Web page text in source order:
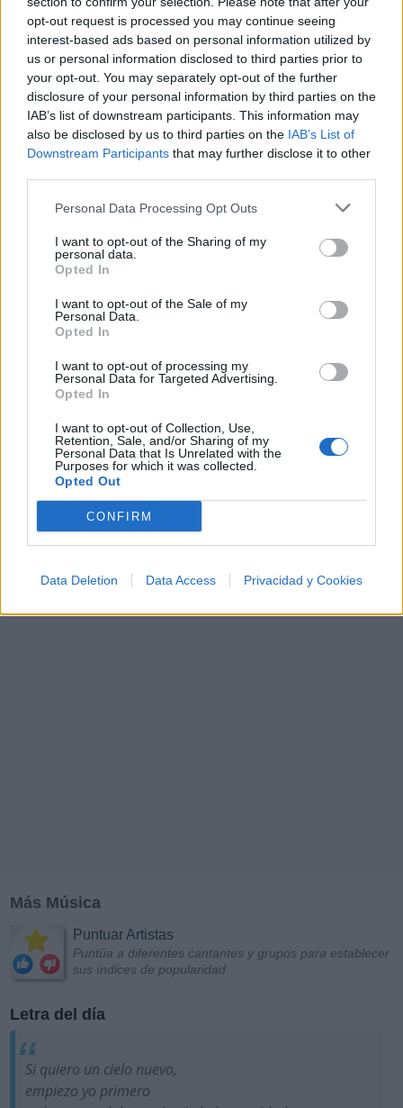
opt-out request is processed you may continue seeing
interest-based ads based on personal information utilized by
us or personal information disclosed to third parties prior to
your opt-out. You may separately opt-out of the further
disclosure of your personal information by third parties on the
IAB’s list of downstream participants. This information may
also be disclosed by us to third parties on the IAB’s List of
Downstream Participants that may further disclose it to other
Personal Data Processing Opt Outs
I want to opt-out of the Sharing of my
personal data.
Opted In
I want to opt-out of the Sale of my
Personal Data.
Opted In
I want to opt-out of processing my
Personal Data for Targeted Advertising.
Opted In
I want to opt-out of Collection, Use,
Retention, Sale, and/or Sharing of my
Personal Data that Is Unrelated with the
Purposes for which it was collected.
Opted Out
CONFIRM
Data Deletion Data Access Privacidad y Cookies
Añadir un comentario ...
🪐🚀 Canciones para Ver las Estrellas:
Psicodelia y Space Rock 🎸✨
🌌🚀 Viaje intergaláctico: la mejor selección de
tus noches de astronomía. 🪐🎸 Desconecta, mira
al firmamento y siente la gravedad cero. 💾 ¡Guarda
esta colección para tu próxima noche estrellada!
Letras Top Artistas Playlists
N O P Q R
Más Música
Puntuar Artistas
Puntúa a diferentes cantantes y grupos para establecer
sus índices de popularidad
Letra del día
Si quiero un cielo nuevo,
empiezo yo primero